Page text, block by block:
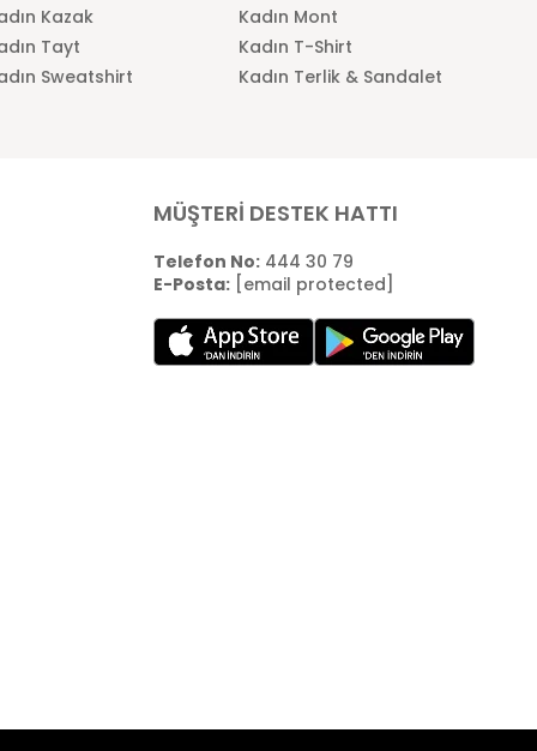
Kazak
Kadın Mont
Tayt
Kadın T-Shirt
Sweatshirt Kadın Terlik & Sandalet
MÜŞTERİ DESTEK HATTI
Telefon No:444 30 79
E-Posta: [email protected]